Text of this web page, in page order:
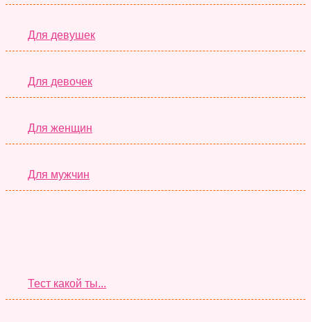
Для девушек
Для девочек
Для женщин
Для мужчин
Тест какой ты...